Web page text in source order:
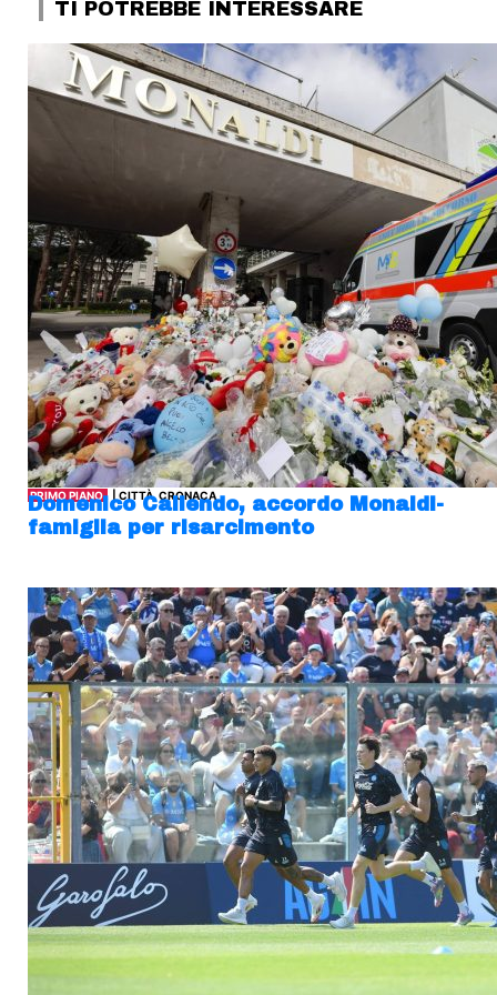
TI POTREBBE INTERESSARE
PRIMO PIANO| CITTÀ, CRONACA
Domenico Caliendo, accordo Monaldi-
famiglia per risarcimento